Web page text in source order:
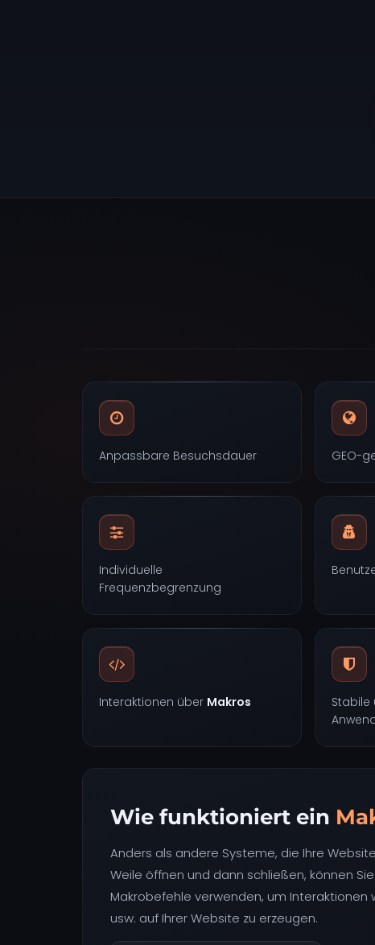
Anpassbare Besuchsdauer GEO-
Individuelle
Frequenzbegrenzung
Interaktionen über Makros
Stabile
Wie funktioniert ein
Anders als andere Systeme, die Ihre
Weile öffnen und dann schließen, können
Makrobefehle verwenden, um Interaktionen
usw. auf Ihrer Website zu erzeugen.